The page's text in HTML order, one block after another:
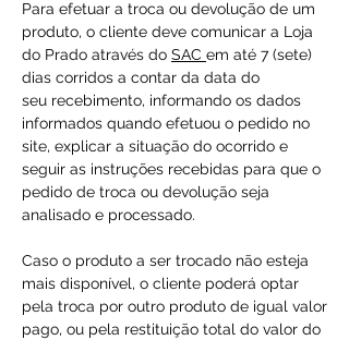
Para efetuar a troca ou devolução de um
produto, o cliente deve comunicar a Loja
do Prado através do SAC em até 7 (sete)
dias corridos a contar da data do
seu recebimento, informando os dados
informados quando efetuou o pedido no
site, explicar a situação do ocorrido e
seguir as instruções recebidas para que o
pedido de troca ou devolução seja
analisado e processado.
Caso o produto a ser trocado não esteja
mais disponível, o cliente poderá optar
pela troca por outro produto de igual valor
pago, ou pela restituição total do valor do